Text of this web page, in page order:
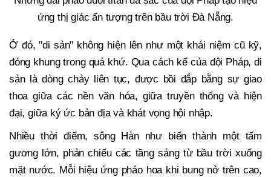
ứng thị giác ấn tượng trên bầu trời Đà Nẵng.
Ở đó, "di sản" không hiện lên như một khái niệm cũ kỹ,
đóng khung trong quá khứ. Qua cách kể của đội Pháp, di
sản là dòng chảy liên tục, được bồi đắp bằng sự giao
thoa giữa các nền văn hóa, giữa truyền thống và hiện
đại, giữa ký ức bản địa và khát vọng hội nhập.
Nhiều thời điểm, sông Hàn như biến thành một tấm
gương lớn, phản chiếu các tầng sáng từ bầu trời xuống
mặt nước. Mỗi hiệu ứng pháo hoa khi bung nở trên cao,